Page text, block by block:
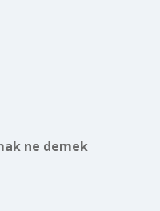
ne demek